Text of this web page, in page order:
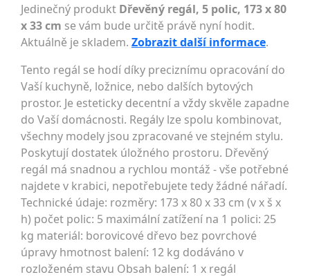
Jedinečný produkt Dřevěný regál, 5 polic, 173 x 80
x 33 cm se vám bude určitě právě nyní hodit.
Aktuálně je skladem. Zobrazit další informace.
Tento regál se hodí díky preciznímu opracování do
Vaší kuchyně, ložnice, nebo dalších bytových
prostor. Je esteticky decentní a vždy skvěle zapadne
do Vaší domácnosti. Regály lze spolu kombinovat,
všechny modely jsou zpracované ve stejném stylu.
Poskytují dostatek úložného prostoru. Dřevěný
regál má snadnou a rychlou montáž - vše potřebné
najdete v krabici, nepotřebujete tedy žádné nářadí.
Technické údaje: rozměry: 173 x 80 x 33 cm (v x š x
h) počet polic: 5 maximální zatížení na 1 polici: 25
kg materiál: borovicové dřevo bez povrchové
úpravy hmotnost balení: 12 kg dodáváno v
rozloženém stavu Obsah balení: 1 x regál